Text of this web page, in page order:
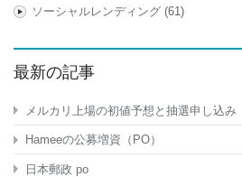
ソーシャルレンディング(61)
最新の記事
メルカリ上場の初値予想と抽選申し込み
Hameeの公募増資（PO）
日本郵政 po